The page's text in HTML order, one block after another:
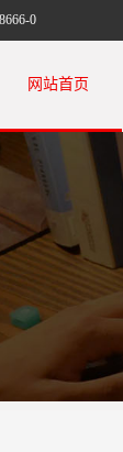
0
网站首页